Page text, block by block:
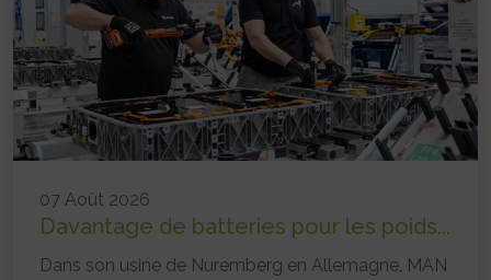
07 Août 2026
Davantage de batteries pour les poids...
Dans son usine de Nuremberg en Allemagne, MAN